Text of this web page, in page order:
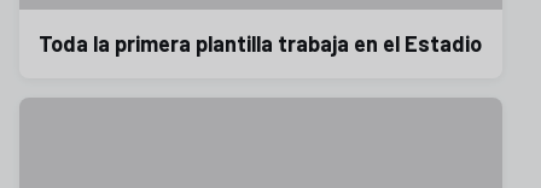
Toda la primera plantilla trabaja en el Estadio